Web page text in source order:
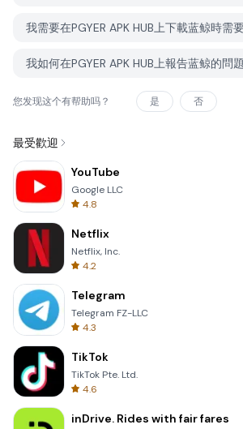
我需要在PGYER APK HUB上下載蓝鲸時需
我如何在PGYER APK HUB上報告蓝鲸的問
您发现这个有帮助吗？ 是 否
最受歡迎
YouTube
Google LLC
4.8
Netflix
Netflix, Inc.
4.2
Telegram
Telegram FZ-LLC
4.3
TikTok
TikTok Pte. Ltd.
4.6
inDrive. Rides with fair fares